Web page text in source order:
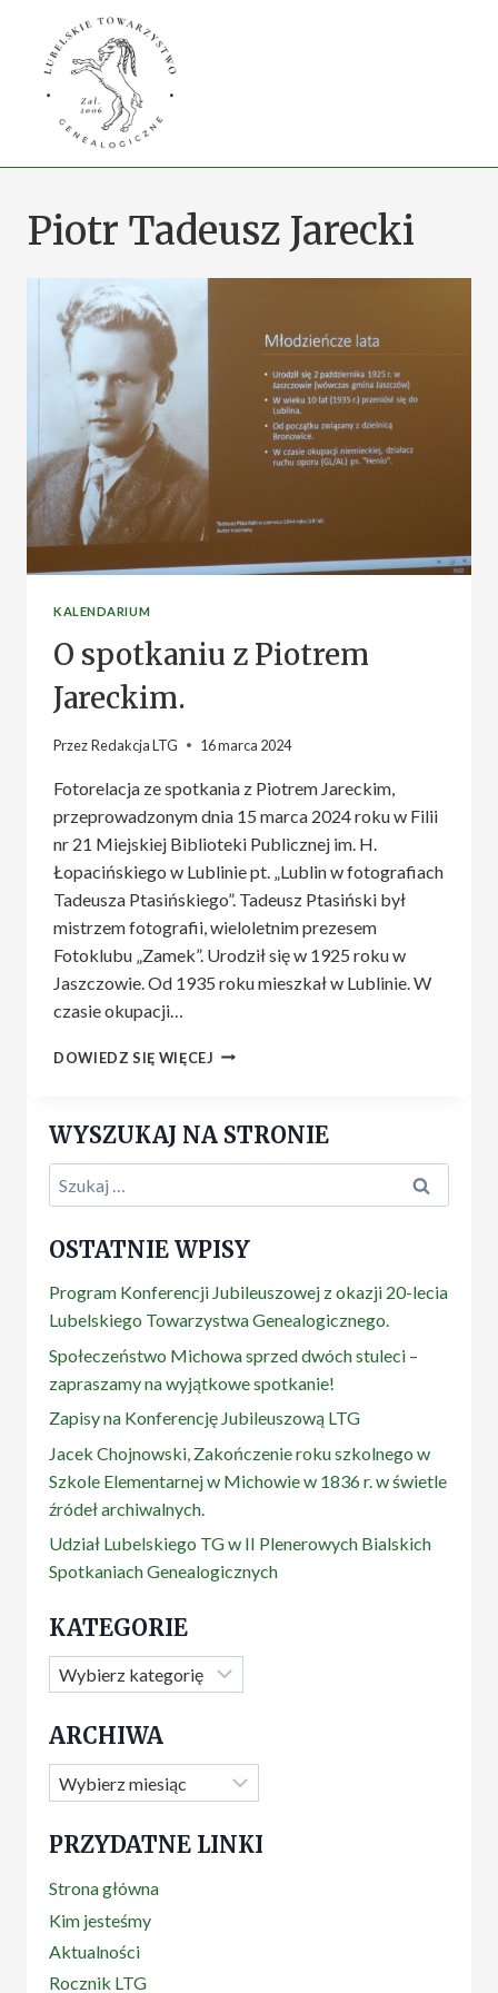
Piotr Tadeusz Jarecki
KALENDARIUM
O spotkaniu z Piotrem
Jareckim.
PrzezRedakcja LTG 16 marca 2024
Fotorelacja ze spotkania z Piotrem Jareckim,
przeprowadzonym dnia 15 marca 2024 roku w Filii
nr 21 Miejskiej Biblioteki Publicznej im. H.
Łopacińskiego w Lublinie pt. „Lublin w fotografiach
Tadeusza Ptasińskiego”. Tadeusz Ptasiński był
mistrzem fotografii, wieloletnim prezesem
Fotoklubu „Zamek”. Urodził się w 1925 roku w
Jaszczowie. Od 1935 roku mieszkał w Lublinie. W
czasie okupacji…
DOWIEDZ SIĘ WIĘCEJ O
JARECKIM.
WYSZUKAJ NA STRONIE
Szukaj:
OSTATNIE WPISY
Program Konferencji Jubileuszowej z okazji 20-lecia
Lubelskiego Towarzystwa Genealogicznego.
Społeczeństwo Michowa sprzed dwóch stuleci –
zapraszamy na wyjątkowe spotkanie!
Zapisy na Konferencję Jubileuszową LTG
Jacek Chojnowski, Zakończenie roku szkolnego w
Szkole Elementarnej w Michowie w 1836 r. w świetle
źródeł archiwalnych.
Udział Lubelskiego TG w II Plenerowych Bialskich
Spotkaniach Genealogicznych
KATEGORIE
Kategorie
ARCHIWA
Archiwa
PRZYDATNE LINKI
Strona główna
Kim jesteśmy
Aktualności
Rocznik LTG